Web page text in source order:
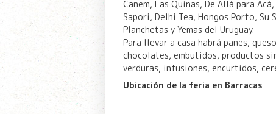
Canem, Las Quinas, De Allá para
Sapori, Delhi Tea, Hongos Porto, Su
Planchetas y Yemas del Uruguay.
Para llevar a casa habrá panes,
chocolates, embutidos, productos
verduras, infusiones, encurtidos,
Ubicación de la feria en Barracas